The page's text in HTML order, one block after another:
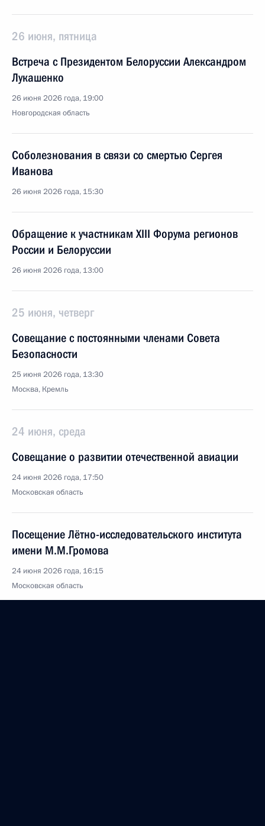
26 июня, пятница
Встреча с Президентом Белоруссии Александром
Лукашенко
26 июня 2026 года, 19:00
Новгородская область
Соболезнования в связи со смертью Сергея
Иванова
26 июня 2026 года, 15:30
Обращение к участникам XIII Форума регионов
России и Белоруссии
26 июня 2026 года, 13:00
25 июня, четверг
Совещание с постоянными членами Совета
Безопасности
25 июня 2026 года, 13:30
Москва, Кремль
24 июня, среда
Совещание о развитии отечественной авиации
24 июня 2026 года, 17:50
Московская область
Посещение Лётно-исследовательского института
имени М.М.Громова
24 июня 2026 года, 16:15
Московская область